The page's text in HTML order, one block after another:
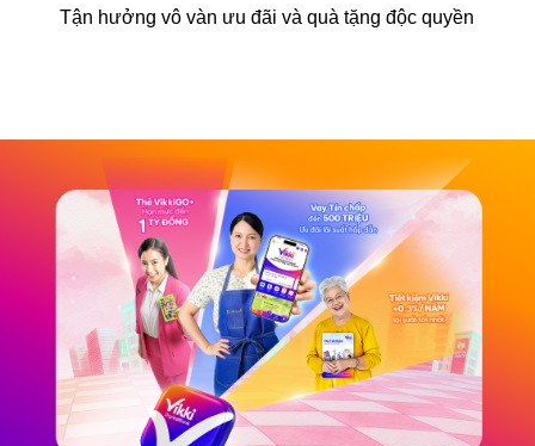
Tận hưởng vô vàn ưu đãi và quà tặng độc quyền